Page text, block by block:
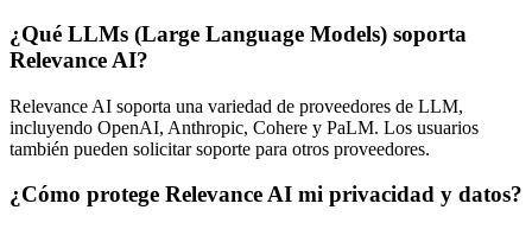
¿Qué LLMs (Large Language Models) soporta
Relevance AI?
Relevance AI soporta una variedad de proveedores de LLM,
incluyendo OpenAI, Anthropic, Cohere y PaLM. Los usuarios
también pueden solicitar soporte para otros proveedores.
¿Cómo protege Relevance AI mi privacidad y datos?